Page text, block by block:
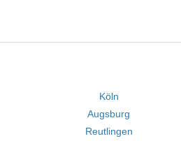
Köln
Augsburg
Reutlingen